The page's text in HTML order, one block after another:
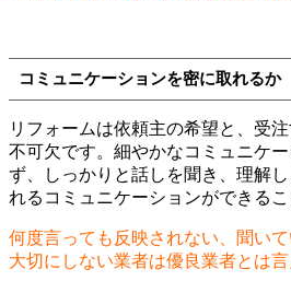
コミュニケーションを密に取れるか
リフォームは依頼主の希望と、受
不可欠です。細やかなコミュニケ
ず、しっかりと話しを聞き、理解
れるコミュニケーションができるこ
何度言っても反映されない、聞い
大切にしない業者は優良業者とは言